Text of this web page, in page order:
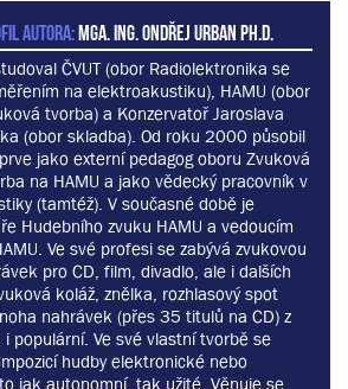
AUTORA:MgA. Ing. Ondřej Urban Ph.D.
ČVUT (obor Radiolektronika se
na elektroakustiku), HAMU (obor
tvorba) a Konzervatoř Jaroslava
(obor skladba). Od roku 2000 působil
jako externí pedagog oboru Zvuková
na HAMU a jako vědecký pracovník v
(tamtéž). V současné době je
Hudebního zvuku HAMU a vedoucím
Ve své profesi se zabývá zvukovou
pro CD, film, divadlo, ale i dalších
koláž, znělka, rozhlasový spot
nahrávek (přes 35 titulů na CD) z
populární. Ve své vlastní tvorbě se
hudby elektronické nebo
jak autonomní, tak užité. Věnuje se